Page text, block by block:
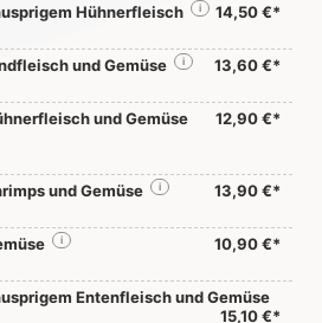
Hühnerfleisch 14,50 €*
i
und Gemüse 13,60 €*
i
und Gemüse 12,90 €*
und Gemüse 13,90 €*
i
10,90 €*
i
Entenfleisch und Gemüse
15,10 €*